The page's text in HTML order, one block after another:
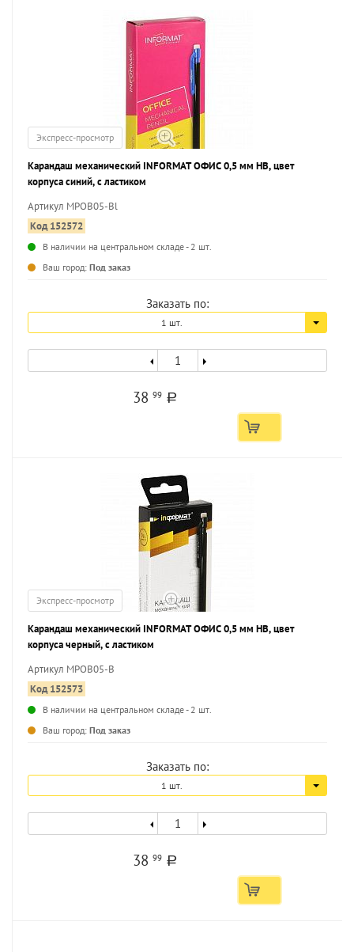
Экспресс-просмотр
Карандаш механический INFORMAT ОФИС 0,5 мм НВ, цвет
корпуса синий, с ластиком
Артикул MPOB05-Bl
Код 152572
В наличии на центральном складе - 2 шт.
Ваш город: Под заказ
Заказать по:
1 шт.
3899 a
Экспресс-просмотр
Карандаш механический INFORMAT ОФИС 0,5 мм НВ, цвет
корпуса черный, с ластиком
Артикул MPOB05-B
Код 152573
В наличии на центральном складе - 2 шт.
Ваш город: Под заказ
Заказать по:
1 шт.
3899 a